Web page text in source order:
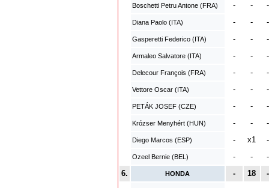
Boschetti Petru Antone (FRA) - - -
Diana Paolo (ITA) - - -
Gasperetti Federico (ITA) - - -
Armaleo Salvatore (ITA) - - -
Delecour François (FRA) - - -
Vettore Oscar (ITA) - - -
PETÁK JOSEF (CZE) - - -
Krózser Menyhért (HUN) - - -
Diego Marcos (ESP) - x1 -
Ozeel Bernie (BEL) - -
-
6.
HONDA - 18 -